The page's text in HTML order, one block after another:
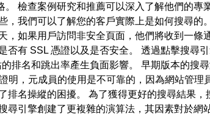
檢查案例研究和推薦可以深入了解他們的專
我們可以了解您的客戶實際上是如何搜尋的
，如果用戶訪問非安全頁面，他們將收到一
有 SSL 憑證以及是否安全。 透過點擊搜尋
排名和跳出率產生負面影響。 早期版本的搜
，元成員的使用是不可靠的，因為網站管理
排名操縱的困擾。 為了獲得更好的搜尋結果
引擎創建了更複雜的演算法，其因素對於網